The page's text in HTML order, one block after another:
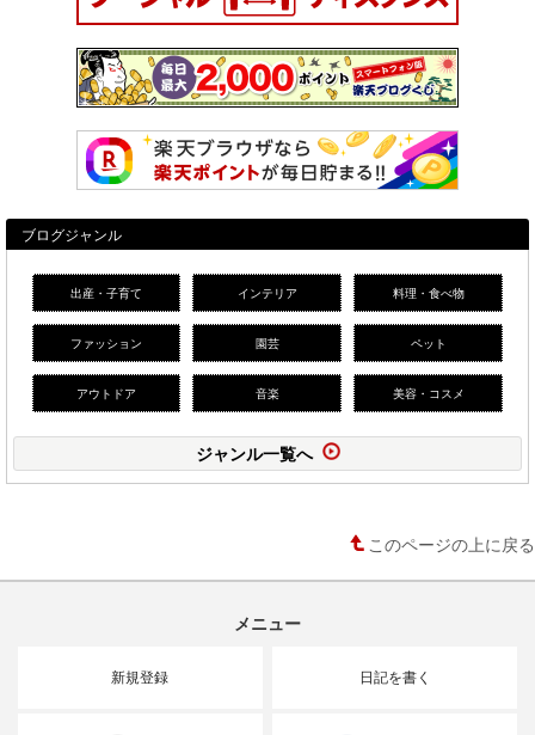
ブログジャンル
出産・子育て インテリア 料理・食べ物
ファッション 園芸 ペット
アウトドア 音楽 美容・コスメ
ジャンル一覧へ
このページの上に戻る
メニュー
新規登録 日記を書く